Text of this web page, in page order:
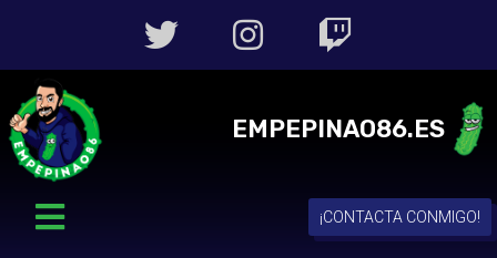
EMPEPINAO86.ES
¡CONTACTA CONMIGO!